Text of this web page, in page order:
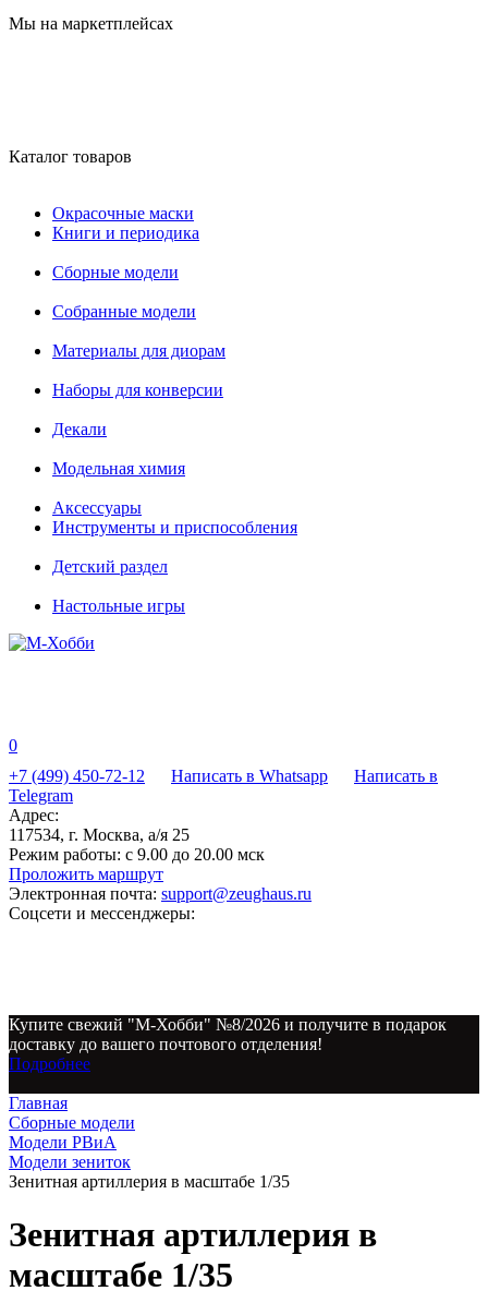
Мы на маркетплейсах
Каталог товаров
Окрасочные маски
Книги и периодика
Сборные модели
Собранные модели
Материалы для диорам
Наборы для конверсии
Декали
Модельная химия
Аксессуары
Инструменты и приспособления
Детский раздел
Настольные игры
0
+7 (499) 450-72-12
Написать в Whatsapp
Написать в
Telegram
Адрес:
117534, г. Москва, а/я 25
Режим работы: с 9.00 до 20.00 мск
Проложить маршрут
Электронная почта: support@zeughaus.ru
Соцсети и мессенджеры:
Купите свежий "М-Хобби" №8/2026 и получите в подарок
доставку до вашего почтового отделения!
Подробнее
Главная
Сборные модели
Модели РВиА
Модели зениток
Зенитная артиллерия в масштабе 1/35
Зенитная артиллерия в
масштабе 1/35